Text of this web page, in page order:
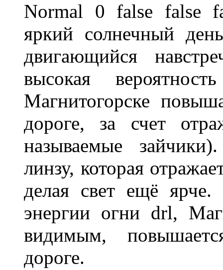
Normal 0 false false
яркий солнечный
двигающийся
высокая
Магнитогорске
дороге, за счет
называемые
линзу, которая
делая свет ещё
энергии огни drl,
видимым,
дороге.